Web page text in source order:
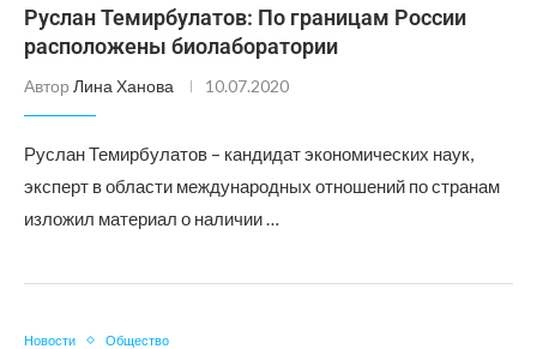
Руслан Темирбулатов: По границам России
расположены биолаборатории
Автор Лина Ханова 10.07.2020
Руслан Темирбулатов – кандидат экономических наук,
эксперт в области международных отношений по странам
изложил материал о наличии …
Новости Общество